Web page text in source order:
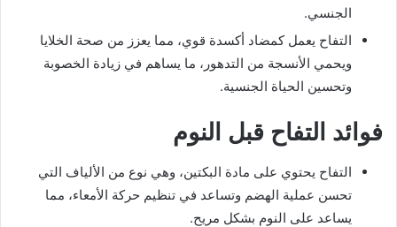
الجنسي.
التفاح يعمل كمضاد أكسدة قوي، مما يعزز من صحة الخلايا
ويحمي الأنسجة من التدهور، ما يساهم في زيادة الخصوبة
وتحسين الحياة الجنسية.
فوائد التفاح قبل النوم
التفاح يحتوي على مادة البكتين، وهي نوع من الألياف التي
تحسن عملية الهضم وتساعد في تنظيم حركة الأمعاء، مما
يساعد على النوم بشكل مريح.